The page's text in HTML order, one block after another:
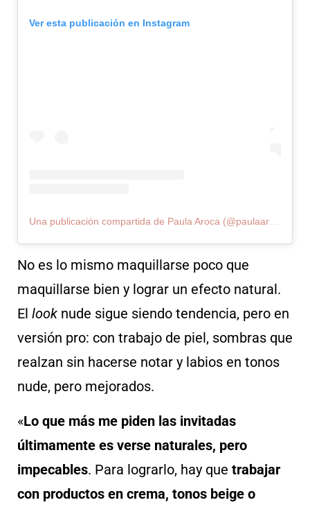
Ver esta publicación en Instagram
No es lo mismo maquillarse poco que
maquillarse bien y lograr un efecto natural.
El look nude sigue siendo tendencia, pero en
versión pro: con trabajo de piel, sombras que
realzan sin hacerse notar y labios en tonos
nude, pero mejorados.
«Lo que más me piden las invitadas
últimamente es verse naturales, pero
impecables. Para lograrlo, hay que trabajar
con productos en crema, tonos beige o